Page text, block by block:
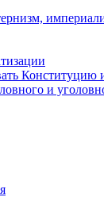
Конституцию
и